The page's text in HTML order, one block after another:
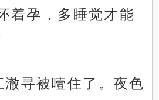
着孕，多睡觉才能
澈寻被噎住了。夜色